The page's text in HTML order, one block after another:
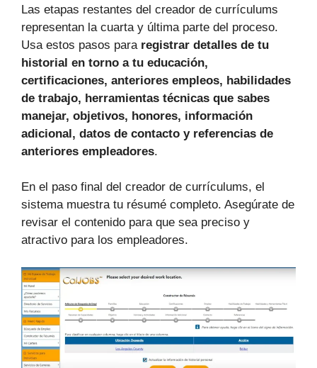
Las etapas restantes del creador de currículums
representan la cuarta y última parte del proceso.
Usa estos pasos para registrar detalles de tu
historial en torno a tu educación,
certificaciones, anteriores empleos, habilidades
de trabajo, herramientas técnicas que sabes
manejar, objetivos, honores, información
adicional, datos de contacto y referencias de
anteriores empleadores.
En el paso final del creador de currículums, el
sistema muestra tu résumé completo. Asegúrate de
revisar el contenido para que sea preciso y
atractivo para los empleadores.